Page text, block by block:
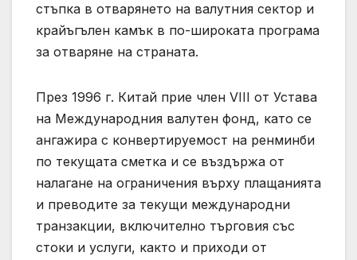
стъпка в отварянето на валутния сектор и
крайъгълен камък в по-широката програма
за отваряне на страната.
През 1996 г. Китай прие член VIII от Устава
на Международния валутен фонд, като се
ангажира с конвертируемост на ренминби
по текущата сметка и се въздържа от
налагане на ограничения върху плащанията
и преводите за текущи международни
транзакции, включително търговия със
стоки и услуги, както и приходи от